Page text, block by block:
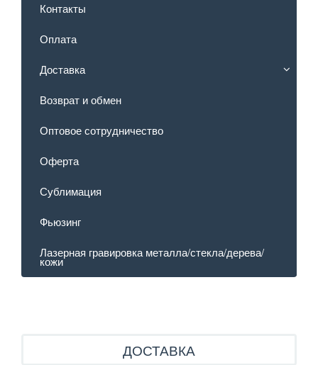
Контакты
Оплата
Доставка
Возврат и обмен
Оптовое сотрудничество
Оферта
Сублимация
Фьюзинг
Лазерная гравировка металла/стекла/дерева/
кожи
ДОСТАВКА